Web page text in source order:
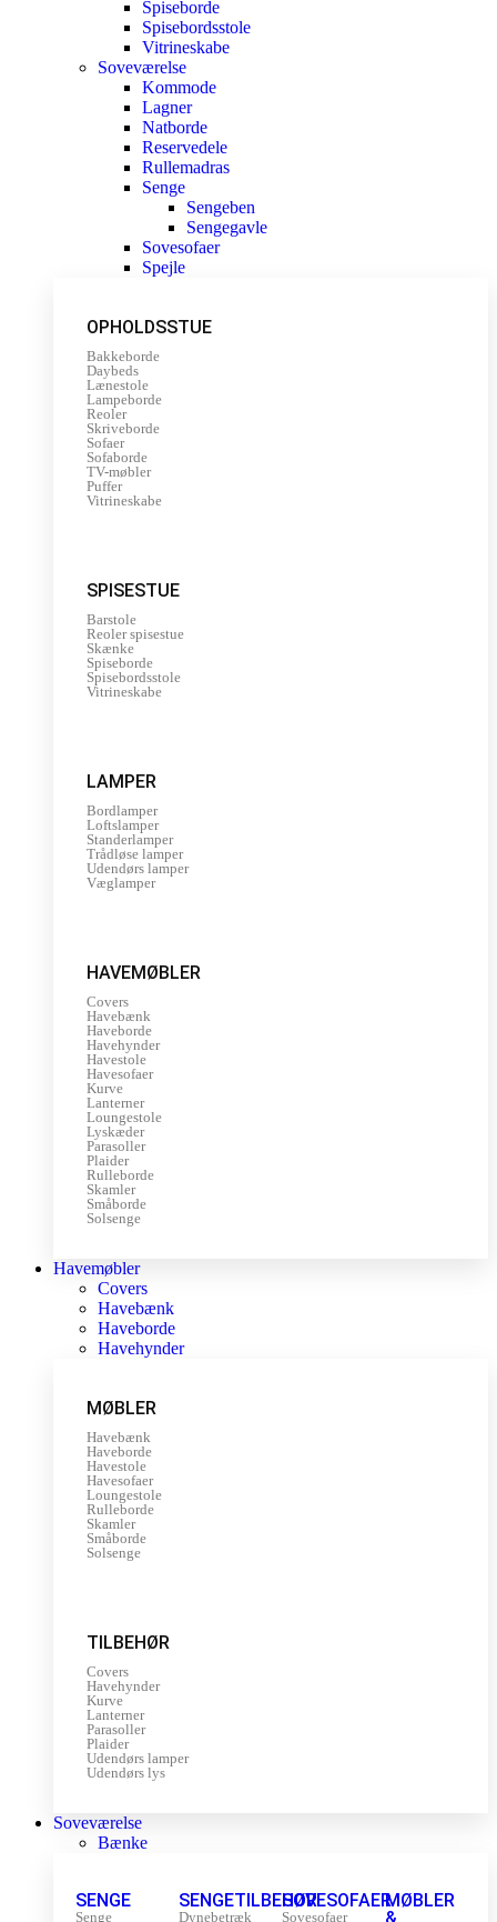
Spiseborde
Spisebordsstole
Vitrineskabe
Soveværelse
Kommode
Lagner
Natborde
Reservedele
Rullemadras
Senge
Sengeben
Sengegavle
Sovesofaer
Spejle
OPHOLDSSTUE
Bakkeborde
Daybeds
Lænestole
Lampeborde
Reoler
Skriveborde
Sofaer
Sofaborde
TV-møbler
Puffer
Vitrineskabe
SPISESTUE
Barstole
Reoler spisestue
Skænke
Spiseborde
Spisebordsstole
Vitrineskabe
LAMPER
Bordlamper
Loftslamper
Standerlamper
Trådløse lamper
Udendørs lamper
Væglamper
HAVEMØBLER
Covers
Havebænk
Haveborde
Havehynder
Havestole
Havesofaer
Kurve
Lanterner
Loungestole
Lyskæder
Parasoller
Plaider
Rulleborde
Skamler
Småborde
Solsenge
Havemøbler
Covers
Havebænk
Haveborde
Havehynder
MØBLER
Havebænk
Haveborde
Havestole
Havesofaer
Loungestole
Rulleborde
Skamler
Småborde
Solsenge
TILBEHØR
Covers
Havehynder
Kurve
Lanterner
Parasoller
Plaider
Udendørs lamper
Udendørs lys
Soveværelse
Bænke
SENGE
Senge
SENGETILBEHØR
Dynebetræk
SOVESOFAER
Sovesofaer
MØBLER